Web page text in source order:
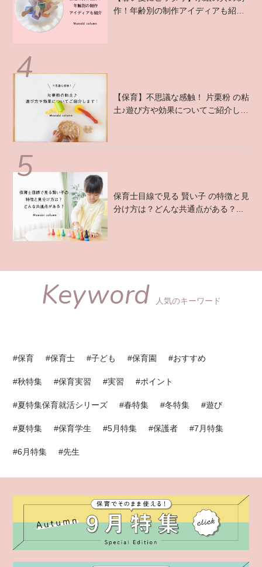
作！年齢別の制作アイディアも紹
【保育】不思議な感触！ 片栗粉 の粘
土♪遊び方や効果についてご紹介しま
保育士目線で見る 賢い子 の特徴と見
分け方は？どんな共通点がある？...
Keyword 人気のキーワード
#保育 #保育士 #子ども #保育園 #おすすめ
#秋特集 #保育実習 #実習 #ポイント
#夏特集保育就活シリーズ #春特集 #冬特集 #遊び
#夏特集 #保育学生 #5月特集 #保護者 #7月特集
#6月特集 #先生